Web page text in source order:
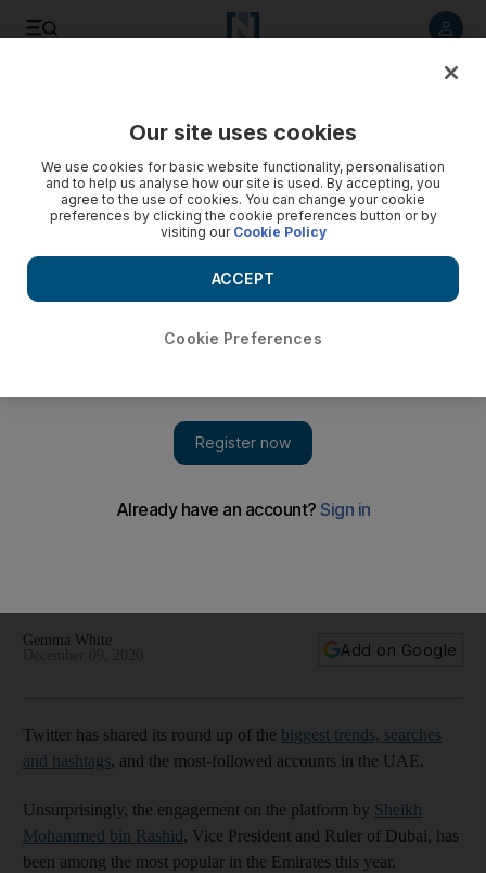
Sheikh Mohammed bin Rashid's most popular tweets of
Gemma White
Add on Google
Twitter has shared its round up of the biggest trends, searches
and hashtags, and the most-followed accounts in the UAE.
Unsurprisingly, the engagement on the platform by Sheikh
Mohammed bin Rashid, Vice President and Ruler of Dubai, has
been among the most popular in the Emirates this year.
Our site uses cookies
We use cookies for basic website functionality, personalisation
and to help us analyse how our site is used. By accepting, you
agree to the use of cookies. You can change your cookie
preferences by clicking the cookie preferences button or by
visiting our Cookie Policy
Cookie Preferences
ACCEPT